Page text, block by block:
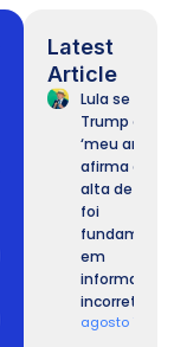
Latest
Article
Lula se
Trump
‘meu
afirma que a
alta de
foi
em
informações
incorretas.
agosto 10,